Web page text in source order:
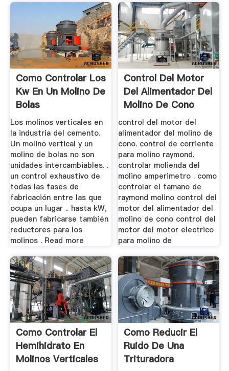
Como Controlar Los
Kw En Un Molino De
Bolas
Los molinos verticales en
la industria del cemento.
Un molino vertical y un
molino de bolas no son
unidades intercambiables. .
un control exhaustivo de
todas las fases de
fabricación entre las que
ocupa un lugar .. hasta kW,
pueden fabricarse también
reductores para los
molinos . Read more
Control Del Motor
Del Alimentador Del
Molino De Cono
control del motor del
alimentador del molino de
cono. control de corriente
para molino raymond.
controlar molienda del
molino amperimetro . como
controlar el tamano de
raymond molino control del
motor del alimentador del
molino de cono control del
motor del motor electrico
para molino de
Como Controlar El
Hemihidrato En
Molinos Verticales
Como Reducir El
Ruido De Una
Trituradora